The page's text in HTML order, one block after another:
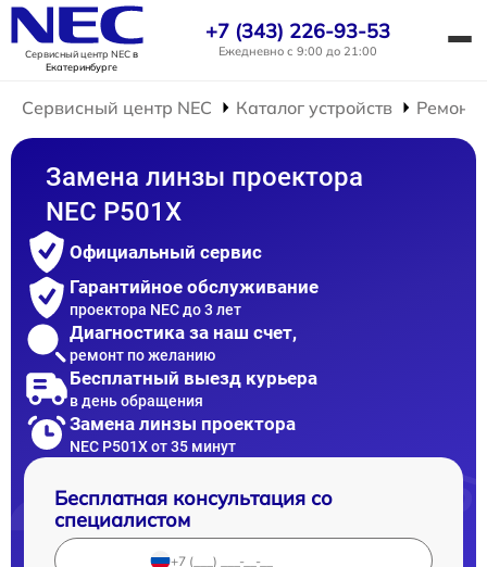
Сервисный центр NECв
Екатеринбурге
+7 (343) 226-93-53
Ежедневно с 9:00 до 21:00
Сервисный центр NEC Каталог устройств Ремонт
Замена линзы проектора
NEC P501X
Официальный сервис
Гарантийное обслуживание
проектора NEC до 3 лет
Диагностика за наш счет,
ремонт по желанию
Бесплатный выезд курьера
в день обращения
Замена линзы проектора
NEC P501X от 35 минут
Бесплатная консультация со
специалистом